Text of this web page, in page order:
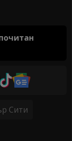
Сити